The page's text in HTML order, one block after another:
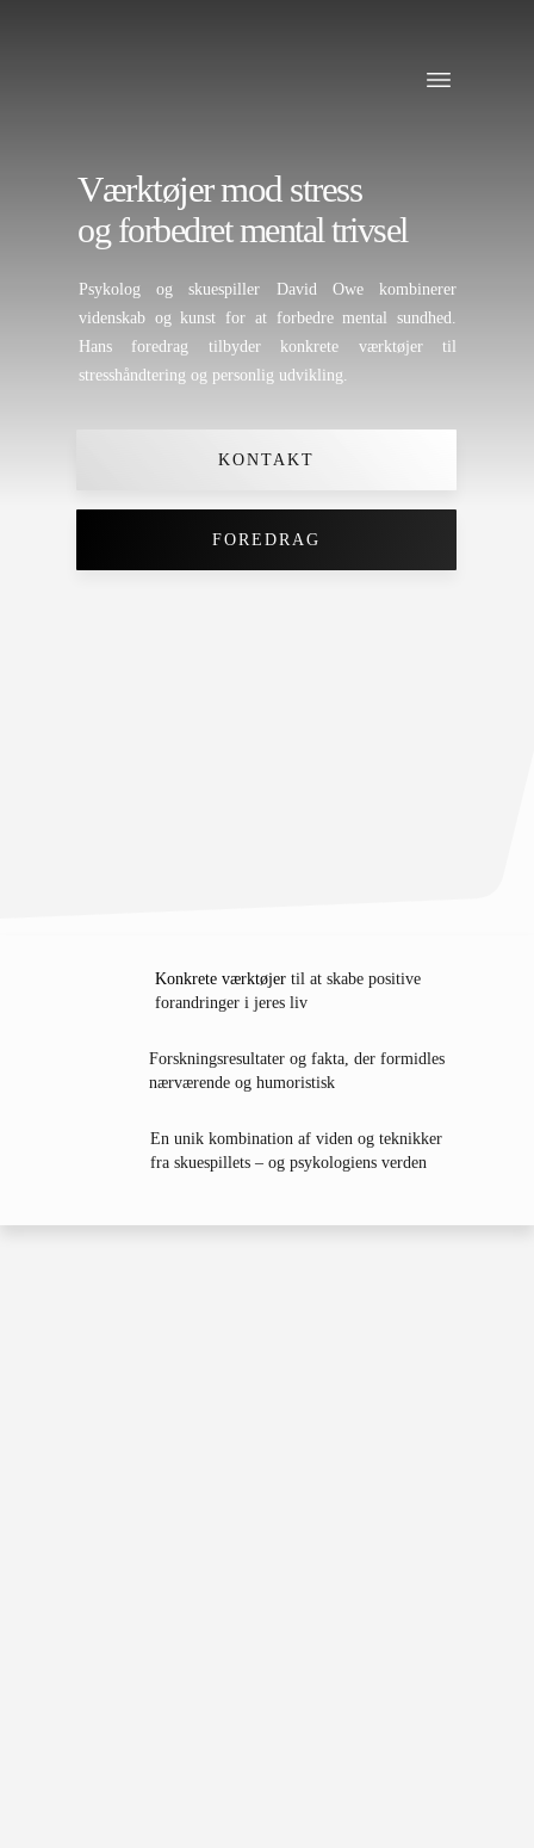
Værktøjermod stress
og forbedretmental trivsel
Psykolog og skuespiller David Owe kombinerer
videnskab og kunst for at forbedre mental sundhed.
Hans foredrag tilbyder konkrete værktøjer til
stresshåndtering og personlig udvikling.
KONTAKT
FOREDRAG
Konkrete værktøjer til at skabe positive
forandringer i jeres liv
Forskningsresultaterog fakta, der formidles
nærværende og humoristisk
En unik kombination af videnog teknikker
fra skuespillets – og psykologiens verden